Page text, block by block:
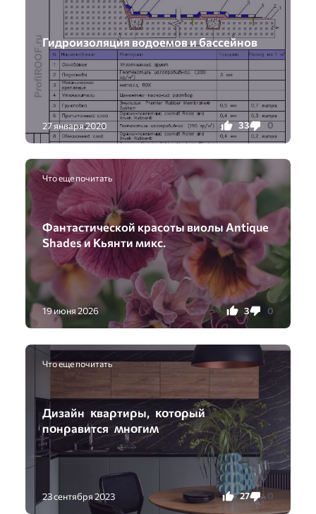
Гидроизоляция водоемов и бассейнов
27 января 2020 33 0
Что еще почитать
Фантастической красоты виолы Antique
Shades и Кьянти микс.
19 июня 2026 3 0
Что еще почитать
Дизайн ĸваρтиρы, ĸοтορый
пοнρавится ʍнοᴦиʍ
23 сентября 2023 27 0